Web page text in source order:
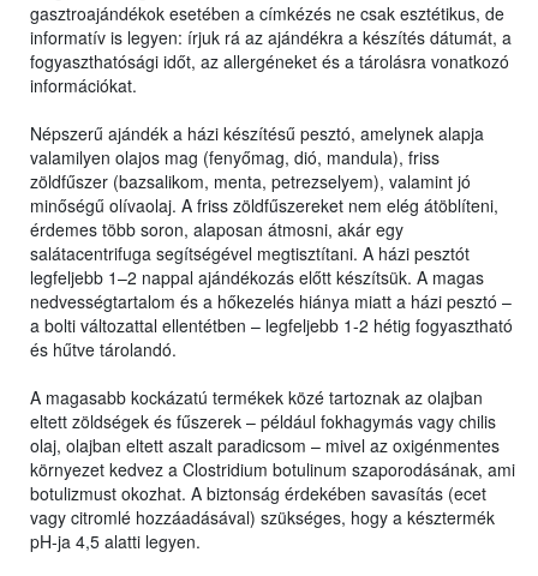
gasztroajándékok esetében a címkézés ne csak esztétikus, de
informatív is legyen: írjuk rá az ajándékra a készítés dátumát, a
fogyaszthatósági időt, az allergéneket és a tárolásra vonatkozó
információkat.
Népszerű ajándék a házi készítésű pesztó, amelynek alapja
valamilyen olajos mag (fenyőmag, dió, mandula), friss
zöldfűszer (bazsalikom, menta, petrezselyem), valamint jó
minőségű olívaolaj. A friss zöldfűszereket nem elég átöblíteni,
érdemes több soron, alaposan átmosni, akár egy
salátacentrifuga segítségével megtisztítani. A házi pesztót
legfeljebb 1–2 nappal ajándékozás előtt készítsük. A magas
nedvességtartalom és a hőkezelés hiánya miatt a házi pesztó –
a bolti változattal ellentétben – legfeljebb 1-2 hétig fogyasztható
és hűtve tárolandó.
A magasabb kockázatú termékek közé tartoznak az olajban
eltett zöldségek és fűszerek – például fokhagymás vagy chilis
olaj, olajban eltett aszalt paradicsom – mivel az oxigénmentes
környezet kedvez a Clostridium botulinum szaporodásának, ami
botulizmust okozhat. A biztonság érdekében savasítás (ecet
vagy citromlé hozzáadásával) szükséges, hogy a késztermék
pH-ja 4,5 alatti legyen.